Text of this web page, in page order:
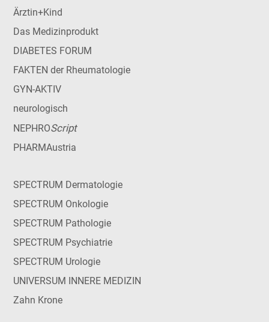
Ärztin+Kind
Das Medizinprodukt
DIABETES FORUM
FAKTEN der Rheumatologie
GYN-AKTIV
neurologisch
NEPHROScript
PHARMAustria
SPECTRUM Dermatologie
SPECTRUM Onkologie
SPECTRUM Pathologie
SPECTRUM Psychiatrie
SPECTRUM Urologie
UNIVERSUM INNERE MEDIZIN
Zahn Krone